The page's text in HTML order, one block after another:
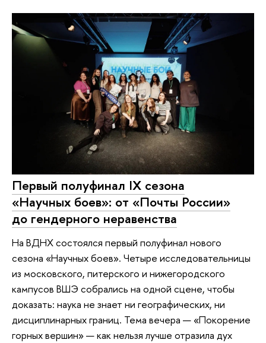
Первый полуфинал IX сезона
«Научных боев»: от «Почты России»
до гендерного неравенства
На ВДНХ состоялся первый полуфинал нового
сезона «Научных боев». Четыре исследовательницы
из московского, питерского и нижегородского
кампусов ВШЭ собрались на одной сцене, чтобы
доказать: наука не знает ни географических, ни
дисциплинарных границ. Тема вечера — «Покорение
горных вершин» — как нельзя лучше отразила дух